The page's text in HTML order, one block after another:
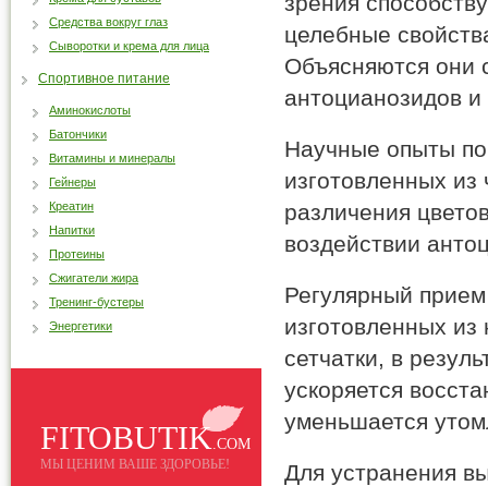
целебные
Объясняются они
антоцианозидов
Научные опыты
изготовленных
различения
воздействии
Регулярный
изготовленных
сетчатки, в
ускоряется
уменьшается
Для устранения
Средства вокруг глаз
Сыворотки и крема для лица
Спортивное питание
Аминокислоты
Батончики
Витамины и минералы
Гейнеры
Креатин
Напитки
Протеины
Сжигатели жира
Тренинг-бустеры
Энергетики
FITOBUTIK.COM
МЫ ЦЕНИМ ВАШЕ ЗДОРОВЬЕ!